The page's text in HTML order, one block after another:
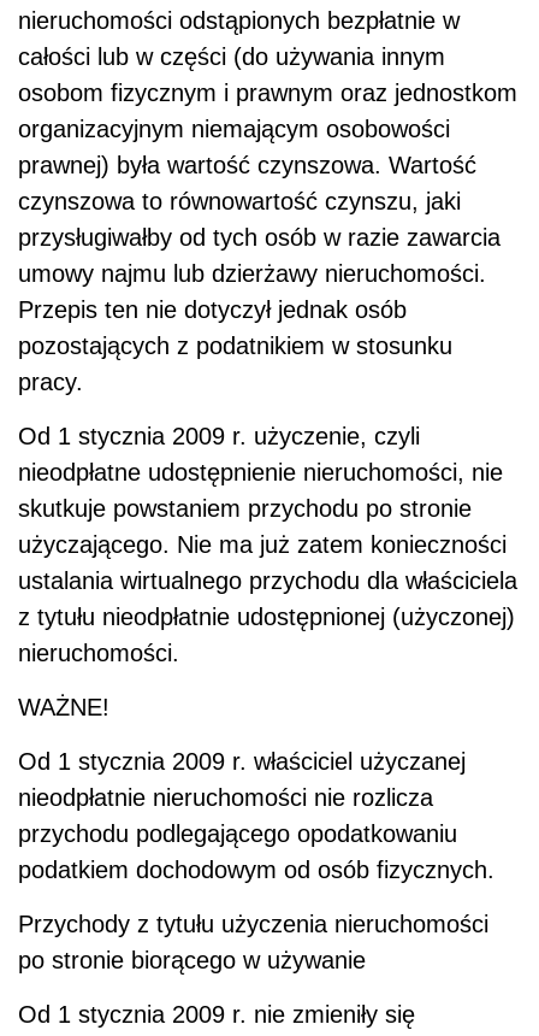
nieruchomości odstąpionych bezpłatnie w
całości lub w części (do używania innym
osobom fizycznym i prawnym oraz jednostkom
organizacyjnym niemającym osobowości
prawnej) była wartość czynszowa. Wartość
czynszowa to równowartość czynszu, jaki
przysługiwałby od tych osób w razie zawarcia
umowy najmu lub dzierżawy nieruchomości.
Przepis ten nie dotyczył jednak osób
pozostających z podatnikiem w stosunku
pracy.
Od 1 stycznia 2009 r. użyczenie, czyli
nieodpłatne udostępnienie nieruchomości, nie
skutkuje powstaniem przychodu po stronie
użyczającego. Nie ma już zatem konieczności
ustalania wirtualnego przychodu dla właściciela
z tytułu nieodpłatnie udostępnionej (użyczonej)
nieruchomości.
WAŻNE!
Od 1 stycznia 2009 r. właściciel użyczanej
nieodpłatnie nieruchomości nie rozlicza
przychodu podlegającego opodatkowaniu
podatkiem dochodowym od osób fizycznych.
Przychody z tytułu użyczenia nieruchomości
po stronie biorącego w używanie
Od 1 stycznia 2009 r. nie zmieniły się